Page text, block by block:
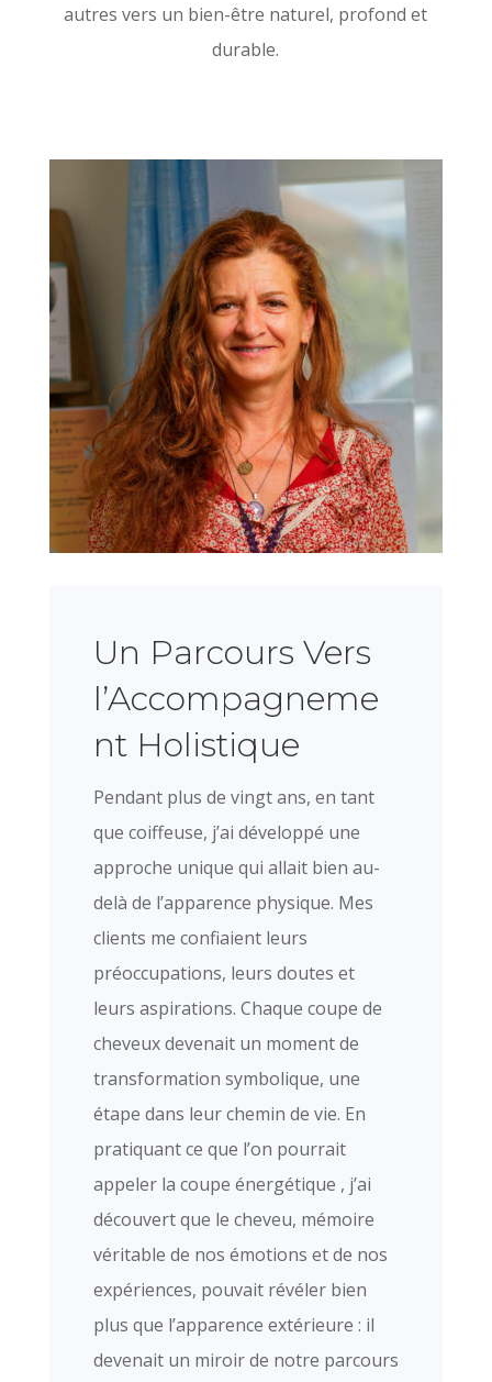
autres vers un bien-être naturel, profond et
durable.
Un Parcours Vers
l’Accompagneme
nt Holistique
Pendant plus de vingt ans, en tant
que coiffeuse, j’ai développé une
approche unique qui allait bien au-
delà de l’apparence physique. Mes
clients me confiaient leurs
préoccupations, leurs doutes et
leurs aspirations. Chaque coupe de
cheveux devenait un moment de
transformation symbolique, une
étape dans leur chemin de vie. En
pratiquant ce que l’on pourrait
appeler la coupe énergétique , j’ai
découvert que le cheveu, mémoire
véritable de nos émotions et de nos
expériences, pouvait révéler bien
plus que l’apparence extérieure : il
devenait un miroir de notre parcours